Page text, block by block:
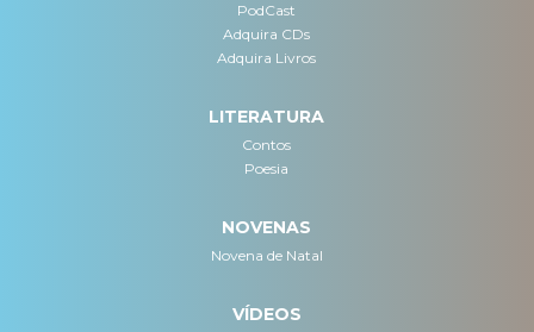
PodCast
Adquira CDs
Adquira Livros
LITERATURA
Contos
Poesia
NOVENAS
Novena de Natal
VÍDEOS